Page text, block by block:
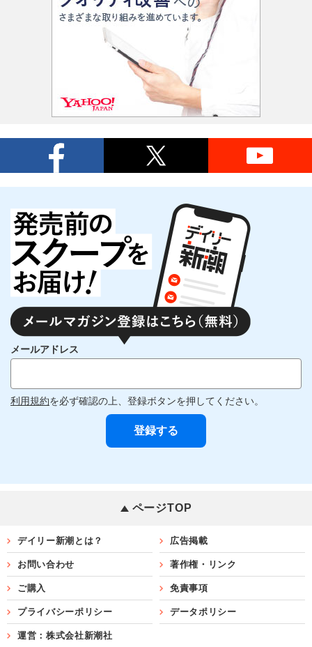
メールアドレス
利用規約を必ず確認の上、登録ボタンを押してください。
ページTOP
デイリー新潮とは？ 広告掲載
お問い合わせ 著作権・リンク
ご購入 免責事項
プライバシーポリシー データポリシー
運営：株式会社新潮社